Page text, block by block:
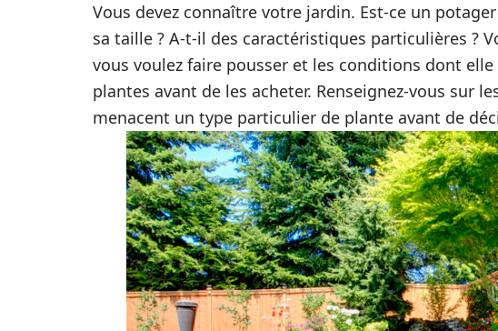
Vous devez connaître votre jardin. Est-ce un
sa taille ? A-t-il des caractéristiques particulières ?
vous voulez faire pousser et les conditions dont
plantes avant de les acheter. Renseignez-vous sur
menacent un type particulier de plante avant de